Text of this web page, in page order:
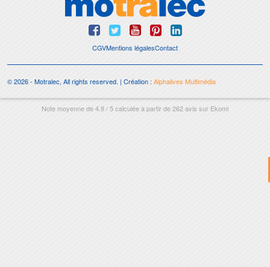
CGVMentions légalesContact
© 2026 - Motralec, All rights reserved. | Création : Alphalives Multimédia
Note moyenne de4.9/5calculée à partir de262avis sur Ekomi